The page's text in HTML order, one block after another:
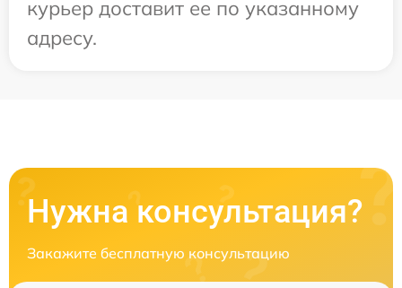
курьер доставит ее по указанному
адресу.
Нужна консультация?
Закажите бесплатную консультацию